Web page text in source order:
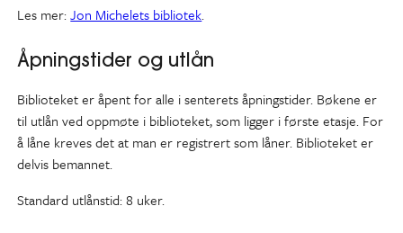
Les mer:Jon Michelets bibliotek.
Åpningstider og utlån
Biblioteket er åpent for alle i senterets åpningstider. Bøkene er
til utlån ved oppmøte i biblioteket, som ligger i første etasje. For
å låne kreves det at man er registrert som låner. Biblioteket er
delvis bemannet.
Standard utlånstid: 8 uker.